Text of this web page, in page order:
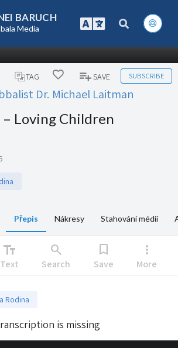
BARUCH
Media
TAG SAVE SUBSCRIBE
Dr. Michael Laitman
Loving Children
Přepis Nákresy Stahování médií
text_fields
Text
search
Search
bookmark
Save
more_vert
More
Rodina
is missing